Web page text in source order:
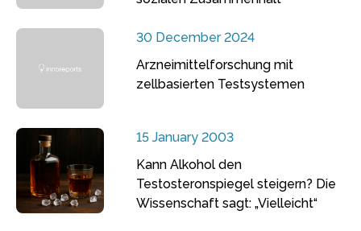
30 December 2024
Arzneimittelforschung mit
zellbasierten Testsystemen
15 January 2003
Kann Alkohol den
Testosteronspiegel steigern? Die
Wissenschaft sagt: „Vielleicht“